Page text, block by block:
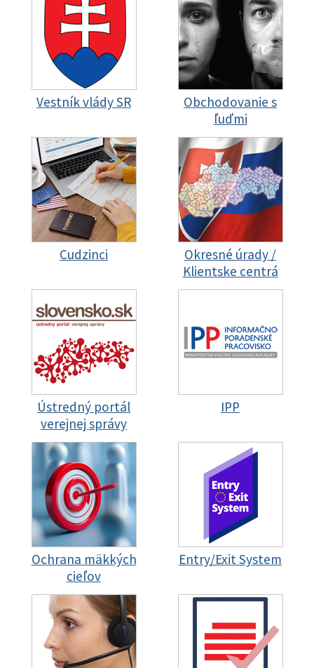
Vestník vlády SR
Obchodovanie s
ľuďmi
Cudzinci
Okresné úrady /
Klientske centrá
Ústredný portál
verejnej správy
IPP
Ochrana mäkkých
cieľov
Entry/Exit System